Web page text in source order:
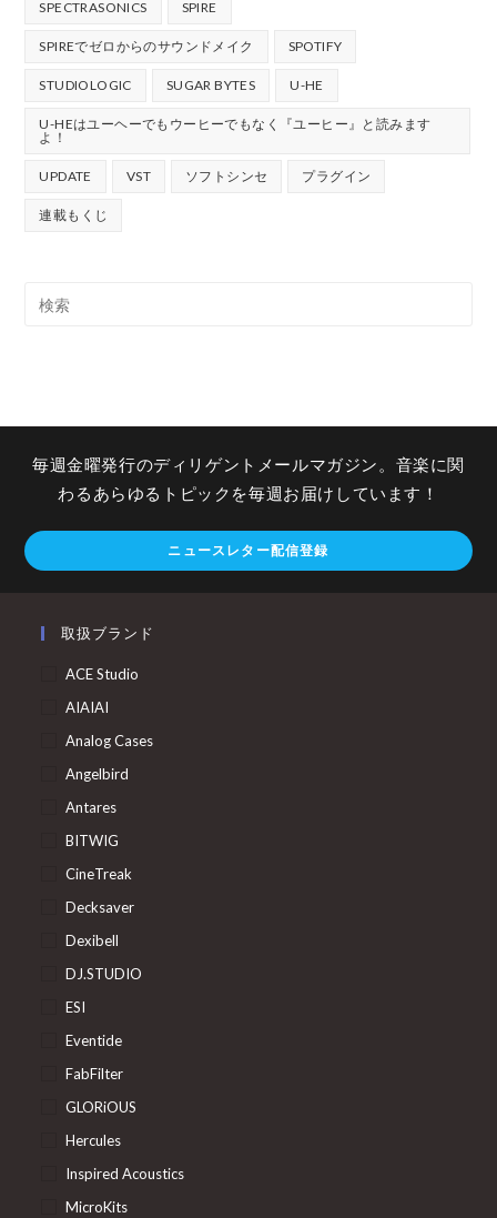
SPECTRASONICS SPIRE
SPIREでゼロからのサウンドメイク SPOTIFY
STUDIOLOGIC SUGAR BYTES U-HE
U-HEはユーヘーでもウーヒーでもなく『ユーヒー』と読みます
よ！
UPDATE VST ソフトシンセ プラグイン
連載もくじ
毎週金曜発行のディリゲントメールマガジン。音楽に関
わるあらゆるトピックを毎週お届けしています！
ニュースレター配信登録
取扱ブランド
ACE Studio
AIAIAI
Analog Cases
Angelbird
Antares
BITWIG
CineTreak
Decksaver
Dexibell
DJ.STUDIO
ESI
Eventide
FabFilter
GLORiOUS
Hercules
Inspired Acoustics
MicroKits